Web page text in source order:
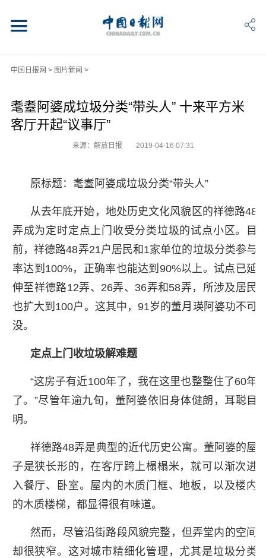
中国日报网 > 图片新闻 >
耄耋阿婆成垃圾分类“带头人” 十来平方米
客厅开起“议事厅”
来源：解放日报 2019-04-16 07:31
原标题：耄耋阿婆成垃圾分类“带头人”
从去年底开始，地处历史文化风貌区的祥德路48
弄成为定时定点上门收受分类垃圾的试点小区。目
前，祥德路48弄21户居民和1家单位的垃圾分类参与
率达到100%，正确率也能达到90%以上。试点已延
伸至祥德路12弄、26弄、36弄和58弄，所涉及居民
也扩大到100户。这其中，91岁的董月瑛阿婆功不可
没。
定点上门收垃圾解难题
“这房子有近100年了，我在这里也整整住了60年
了。”尽管年逾九旬，董阿婆依旧身体健朗，耳聪目
明。
祥德路48弄是典型的近代历史公寓。董阿婆的屋
子是狭长形的，在客厅跨上榻榻米，就可以渐次进
入餐厅、卧室。屋内的木质门框、地板，以及楼内
的木质楼梯，都显得很有味道。
然而，尽管沿街路段风貌完整，但弄堂内的空间
却很狭窄。这对城市精细化管理，尤其是垃圾分类